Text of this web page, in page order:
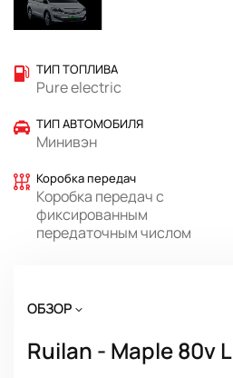
ТИП ТОПЛИВА
Pure electric
ТИП АВТОМОБИЛЯ
Минивэн
Коробка передач
Коробка передач с
фиксированным
передаточным числом
ОБЗОР
Ruilan - Maple 80v L